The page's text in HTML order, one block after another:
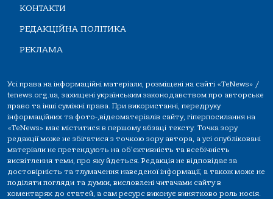
КОНТАКТИ
РЕДАКЦІЙНА ПОЛІТИКА
РЕКЛАМА
Усі права на інформаційні матеріали, розміщені на сайті «TeNews» /
tenews.org.ua, захищені українським законодавством про авторське
право та інші суміжні права. При використанні, передруку
інформаційних та фото-,відеоматеріалів сайту, гіперпосилання на
«TeNews» має міститися в першому абзаці тексту. Точка зору
редакції може не збігатися з точкою зору автора, а усі опубліковані
матеріали не претендують на об'єктивність та всебічність
висвітлення теми, про яку йдеться. Редакція не відповідає за
достовірність та тлумачення наведеної інформації, а також може не
поділяти погляди та думки, висловлені читачами сайту в
коментарях до статей, а сам ресурс виконує винятково роль носія.